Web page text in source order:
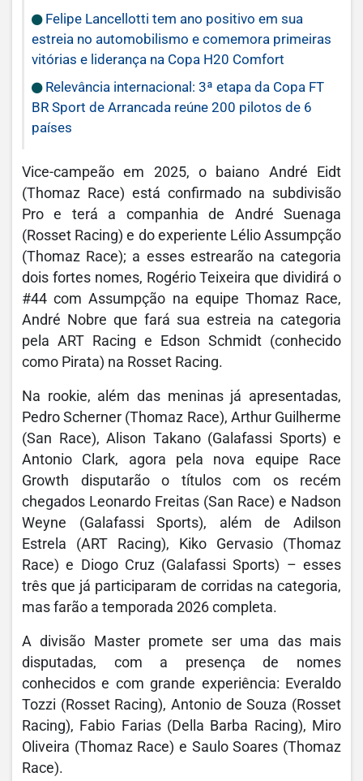
Felipe Lancellotti tem ano positivo em sua
estreia no automobilismo e comemora primeiras
vitórias e liderança na Copa H20 Comfort
Relevância internacional: 3ª etapa da Copa FT
BR Sport de Arrancada reúne 200 pilotos de 6
países
Vice-campeão em 2025, o baiano André Eidt
(Thomaz Race) está confirmado na subdivisão
Pro e terá a companhia de André Suenaga
(Rosset Racing) e do experiente Lélio Assumpção
(Thomaz Race); a esses estrearão na categoria
dois fortes nomes, Rogério Teixeira que dividirá o
#44 com Assumpção na equipe Thomaz Race,
André Nobre que fará sua estreia na categoria
pela ART Racing e Edson Schmidt (conhecido
como Pirata) na Rosset Racing.
Na rookie, além das meninas já apresentadas,
Pedro Scherner (Thomaz Race), Arthur Guilherme
(San Race), Alison Takano (Galafassi Sports) e
Antonio Clark, agora pela nova equipe Race
Growth disputarão o títulos com os recém
chegados Leonardo Freitas (San Race) e Nadson
Weyne (Galafassi Sports), além de Adilson
Estrela (ART Racing), Kiko Gervasio (Thomaz
Race) e Diogo Cruz (Galafassi Sports) – esses
três que já participaram de corridas na categoria,
mas farão a temporada 2026 completa.
A divisão Master promete ser uma das mais
disputadas, com a presença de nomes
conhecidos e com grande experiência: Everaldo
Tozzi (Rosset Racing), Antonio de Souza (Rosset
Racing), Fabio Farias (Della Barba Racing), Miro
Oliveira (Thomaz Race) e Saulo Soares (Thomaz
Race).